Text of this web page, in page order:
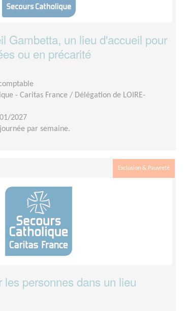
Gambetta, un lieu d'accueil pour
ou en précarité
- Caritas France / Délégation de LOIRE-
2027
par semaine.
Exclusion & Pauvreté
personnes dans un lieu